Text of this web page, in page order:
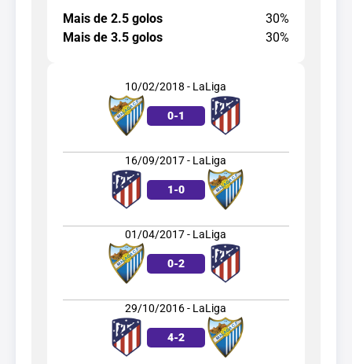
Mais de 2.5 golos
30%
Mais de 3.5 golos
30%
10/02/2018 - LaLiga
0-1
16/09/2017 - LaLiga
1-0
01/04/2017 - LaLiga
0-2
29/10/2016 - LaLiga
4-2